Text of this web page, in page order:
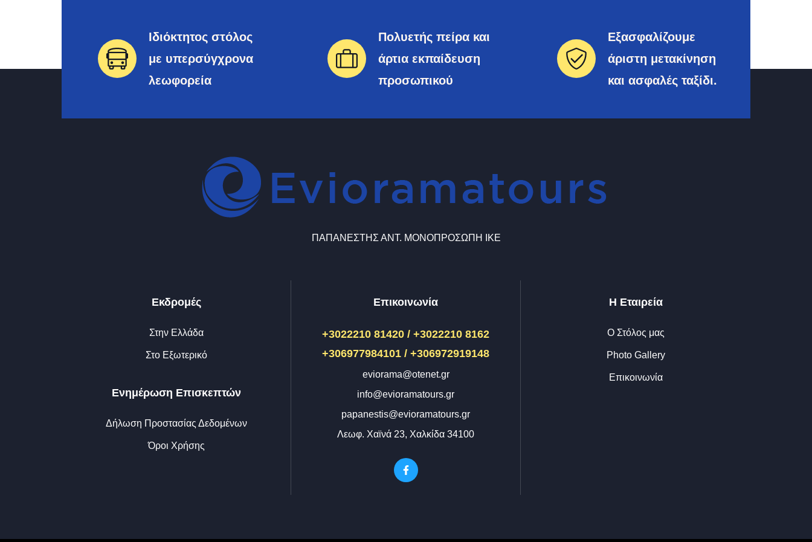
Ιδιόκτητος στόλος
με υπερσύγχρονα
λεωφορεία
Πολυετής πείρα και
άρτια εκπαίδευση
προσωπικού
Εξασφαλίζουμε
άριστη μετακίνηση
και ασφαλές ταξίδι.
ΠΑΠΑΝΕΣΤΗΣ ΑΝΤ. ΜΟΝΟΠΡΟΣΩΠΗ ΙΚΕ
Εκδρομές
Στην Ελλάδα
Στο Εξωτερικό
Ενημέρωση Επισκεπτών
Δήλωση Προστασίας Δεδομένων
Όροι Χρήσης
Επικοινωνία
+3022210 81420 / +3022210 8162
+306977984101 / +306972919148
eviorama@otenet.gr
info@evioramatours.gr
papanestis@evioramatours.gr
Λεωφ. Χαϊνά 23, Χαλκίδα 34100
Η Εταιρεία
Ο Στόλος μας
Photo Gallery
Επικοινωνία